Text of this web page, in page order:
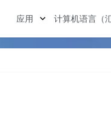
应用 计算机语言（